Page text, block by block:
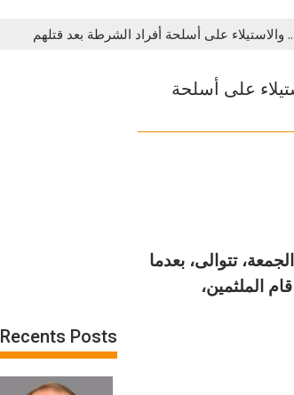
على أسلحة أفراد الشرطة بعد قتلهم
على أسلحة
تتوالى، بعدما
بينما قام الملثمين،
Recents Posts